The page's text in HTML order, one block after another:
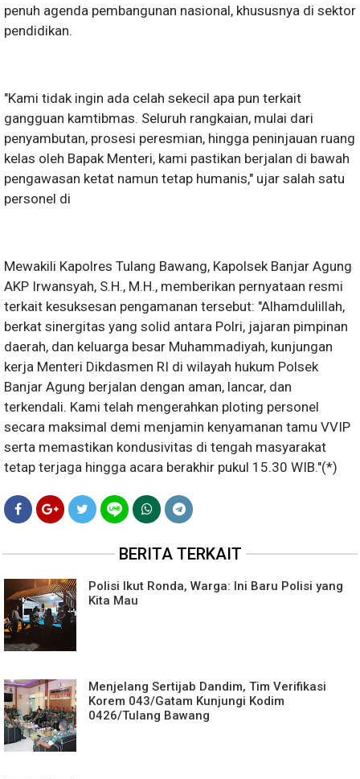
penuh agenda pembangunan nasional, khususnya di sektor
pendidikan.
"Kami tidak ingin ada celah sekecil apa pun terkait
gangguan kamtibmas. Seluruh rangkaian, mulai dari
penyambutan, prosesi peresmian, hingga peninjauan ruang
kelas oleh Bapak Menteri, kami pastikan berjalan di bawah
pengawasan ketat namun tetap humanis," ujar salah satu
personel di
Mewakili Kapolres Tulang Bawang, Kapolsek Banjar Agung
AKP Irwansyah, S.H., M.H., memberikan pernyataan resmi
terkait kesuksesan pengamanan tersebut: "Alhamdulillah,
berkat sinergitas yang solid antara Polri, jajaran pimpinan
daerah, dan keluarga besar Muhammadiyah, kunjungan
kerja Menteri Dikdasmen RI di wilayah hukum Polsek
Banjar Agung berjalan dengan aman, lancar, dan
terkendali. Kami telah mengerahkan ploting personel
secara maksimal demi menjamin kenyamanan tamu VVIP
serta memastikan kondusivitas di tengah masyarakat
tetap terjaga hingga acara berakhir pukul 15.30 WIB."(*)
BERITA TERKAIT
Polisi Ikut Ronda, Warga: Ini Baru Polisi yang
Kita Mau
Menjelang Sertijab Dandim, Tim Verifikasi
Korem 043/Gatam Kunjungi Kodim
0426/Tulang Bawang